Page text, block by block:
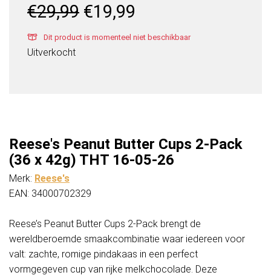
€29,99 Oorspronkelijke
prijs
was:
€19,99
is:
Dit product is momenteel niet beschikbaar
Uitverkocht
Reese's Peanut Butter Cups 2-Pack
(36 x 42g) THT 16-05-26
Merk: Reese's
EAN: 34000702329
Reese’s Peanut Butter Cups 2-Pack brengt de
wereldberoemde smaakcombinatie waar iedereen voor
valt: zachte, romige pindakaas in een perfect
vormgegeven cup van rijke melkchocolade. Deze